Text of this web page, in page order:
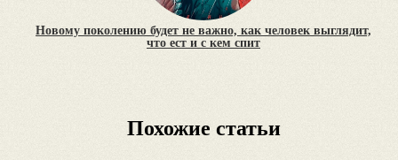
Новому поколению будет не важно, как человек выглядит,
что ест и с кем спит
Похожие статьи